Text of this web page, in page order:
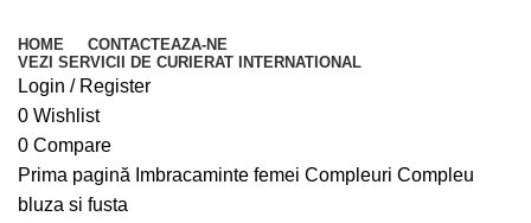
HOME
CONTACTEAZA-NE
VEZI SERVICII DE CURIERAT INTERNATIONAL
Login / Register
0 Wishlist
0 Compare
Prima pagină Imbracaminte femei Compleuri Compleu
bluza si fusta